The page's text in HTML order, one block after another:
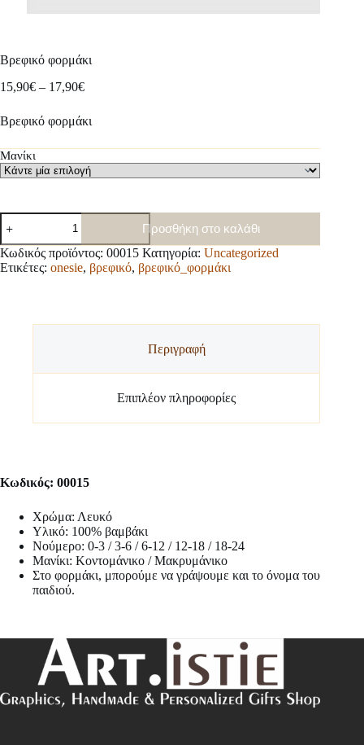
Βρεφικό φορμάκι
15,90€ – 17,90€Price
through
Βρεφικό φορμάκι
Μανίκι
Βρεφικό
φορμάκι
ποσότητα
Προσθήκη στο καλάθι
Κωδικός προϊόντος: 00015 Κατηγορία: Uncategorized
Ετικέτες: onesie, βρεφικό, βρεφικό_φορμάκι
Περιγραφή
Επιπλέον πληροφορίες
Κωδικός: 00015
Χρώμα: Λευκό
Υλικό: 100% βαμβάκι
Νούμερο: 0-3 / 3-6 / 6-12 / 12-18 / 18-24
Μανίκι: Κοντομάνικο / Μακρυμάνικο
Στο φορμάκι, μπορούμε να γράψουμε και το όνομα του
παιδιού.